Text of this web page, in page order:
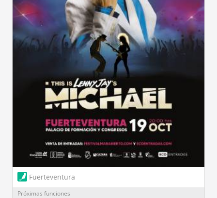
Fuerteventura
Próximas funciones